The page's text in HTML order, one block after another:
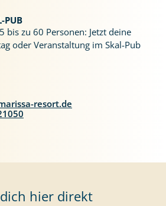
PUB
bis zu 60 Personen: Jetzt deine
oder Veranstaltung im Skal-Pub
resort.de
hier direkt